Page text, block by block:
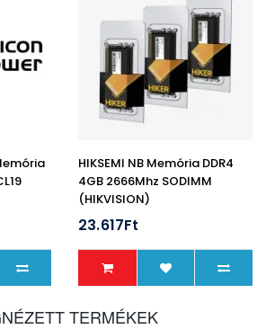
HIKSEMI NB Memória DDR4
4GB 2666Mhz SODIMM
(HIKVISION)
23.617Ft
TERMÉKEK